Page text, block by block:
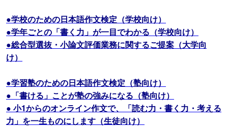
●学校のための日本語作文検定（学校向け）
●学年ごとの「書く力」が一目でわかる（学校向け）
●総合型選抜・小論文評価業務に関するご提案（大学向
け）
●学習塾のための日本語作文検定（塾向け）
●「書ける」ことが塾の強みになる（塾向け）
● 小1からのオンライン作文で、「読む力・書く力・考える
力」を一生ものにします（生徒向け）